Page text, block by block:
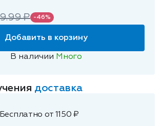
₽ -46%
Добавить в корзину
В наличии Много
доставка
от 1150 ₽